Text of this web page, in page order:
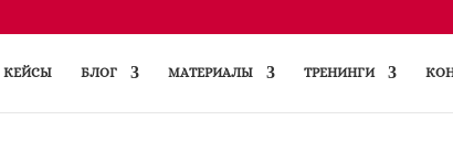
КЕЙСЫ БЛОГ МАТЕРИАЛЫ ТРЕНИНГИ